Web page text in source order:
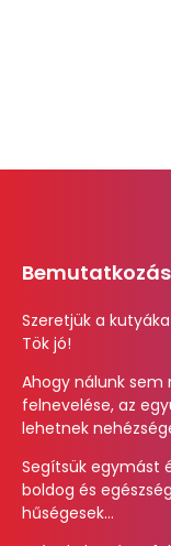
Bemutatkozás
Szeretjük a
Tök jó!
Ahogy nálunk
felnevelése, az
lehetnek
Segítsük egymást
boldog és
hűségesek...